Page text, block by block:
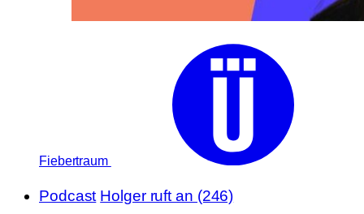
Fiebertraum
Podcast Holger ruft an (246)